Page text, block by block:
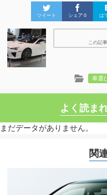
ツイート シェア 0 は
この記
車選
よく読ま
まだデータがありません。
関